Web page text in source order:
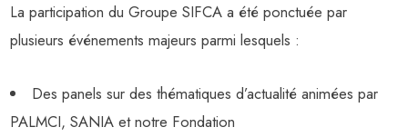
La participation du Groupe SIFCA a été ponctuée par
plusieurs événements majeurs parmi lesquels :
Des panels sur des thématiques d’actualité animées par
PALMCI, SANIA et notre Fondation